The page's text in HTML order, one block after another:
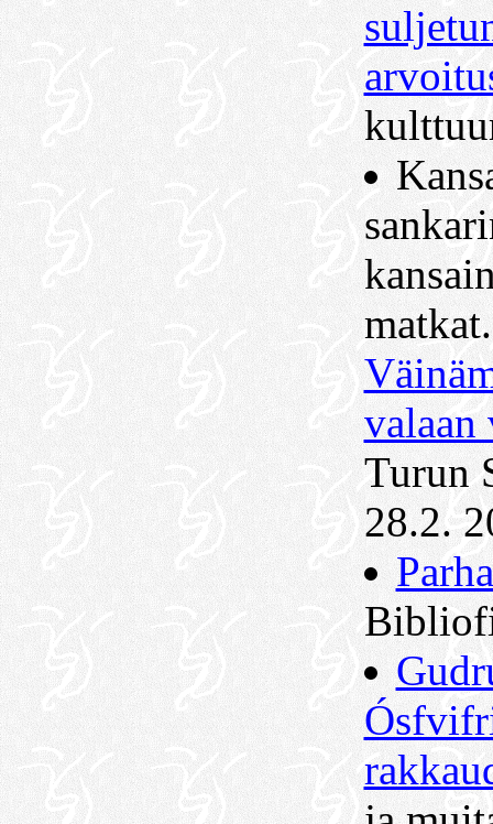
matkat.
valaan
Turun
28.2.